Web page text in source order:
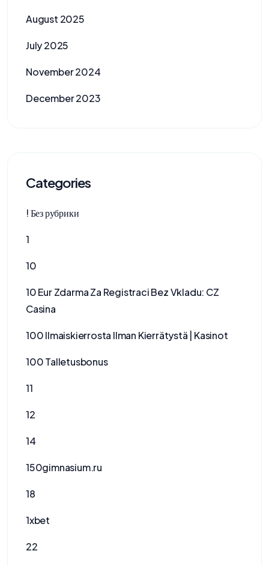
August 2025
July 2025
November 2024
December 2023
Categories
! Без рубрики
1
10
10 Eur Zdarma Za Registraci Bez Vkladu: CZ
Casina
100 Ilmaiskierrosta Ilman Kierrätystä | Kasinot
100 Talletusbonus
11
12
14
150gimnasium.ru
18
1xbet
22